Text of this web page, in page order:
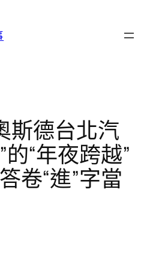
斯德台北汽
“年夜跨越”
卷“進”字當